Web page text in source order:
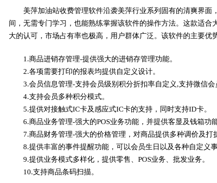
美萍加油站收费管理软件沿袭美萍行业系列固有的清爽界
间，无需专门学习，也能熟练掌握该软件的操作方法。这款适
大的认可，市场占有率也极高，用户群体广泛。该软件的主要优
1.商品进销存管理-提供强大的进销存管理功能。
2.各项需要打印的报表均提供自定义设计。
3.会员信息管理-支持会员级别积分折扣率自定义,支持微信会
4.支持会员多种积分模式。
5.提供对接触式IC卡及感应式IC卡的支持，同时支持ID卡。
6.商品业务管理-强大的POS业务功能，并提供客显及钱箱功
7.商品财务管理-强大的价格管理，对商品提供多种调价及打
8.提供丰富的事件提醒功能，可以会员生日以及各种自定义
9.提供业务模式多样化，提供零售、POS业务、批发业务。
10.支持商品条码扫描。